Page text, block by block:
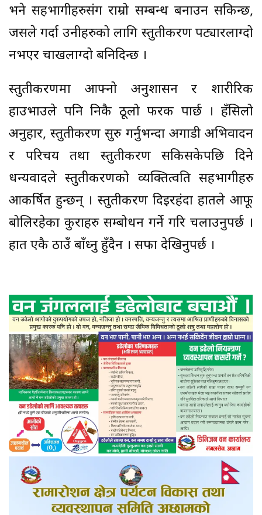
भने सहभागीहरुसंग राम्रो सम्बन्ध बनाउन सकिन्छ,
जसले गर्दा उनीहरुको लागि प्रस्तुतीकरण पट्यारलाग्दो
नभएर चाखलाग्दो बनिदिन्छ ।
प्रस्तुतीकरणमा आफ्नो अनुशासन र शारीरिक
हाउभाउले पनि निकै ठूलो फरक पार्छ । हँसिलो
अनुहार, प्रस्तुतीकरण सुरु गर्नुभन्दा अगाडी अभिवादन
र परिचय तथा प्रस्तुतीकरण सकिसकेपछि दिने
धन्यवादले प्रस्तुतीकरणको व्यक्तित्वप्रति सहभागीहरु
आकर्षित हुन्छन् । प्रस्तुतीकरण दिइरहंदा हातले आफू
बोलिरहेका कुराहरु सम्बोधन गर्ने गरि चलाउनुपर्छ ।
हात एकै ठाउँ बाँध्नु हुँदैन । सफा देखिनुपर्छ ।